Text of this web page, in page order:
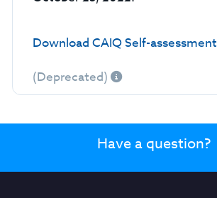
Download CAIQ Self-assessment
(Deprecated)
Have a question?